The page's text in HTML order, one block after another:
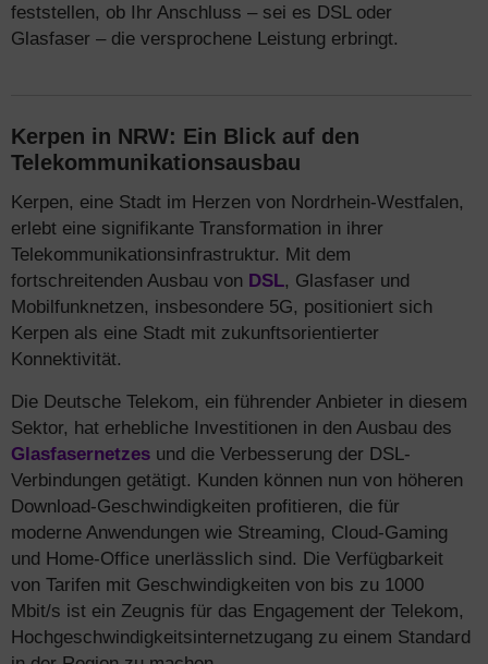
feststellen, ob Ihr Anschluss – sei es DSL oder
Glasfaser – die versprochene Leistung erbringt.
Kerpen in NRW: Ein Blick auf den
Telekommunikationsausbau
Kerpen, eine Stadt im Herzen von Nordrhein-Westfalen,
erlebt eine signifikante Transformation in ihrer
Telekommunikationsinfrastruktur. Mit dem
fortschreitenden Ausbau von DSL, Glasfaser und
Mobilfunknetzen, insbesondere 5G, positioniert sich
Kerpen als eine Stadt mit zukunftsorientierter
Konnektivität.
Die Deutsche Telekom, ein führender Anbieter in diesem
Sektor, hat erhebliche Investitionen in den Ausbau des
Glasfasernetzes und die Verbesserung der DSL-
Verbindungen getätigt. Kunden können nun von höheren
Download-Geschwindigkeiten profitieren, die für
moderne Anwendungen wie Streaming, Cloud-Gaming
und Home-Office unerlässlich sind. Die Verfügbarkeit
von Tarifen mit Geschwindigkeiten von bis zu 1000
Mbit/s ist ein Zeugnis für das Engagement der Telekom,
Hochgeschwindigkeitsinternetzugang zu einem Standard